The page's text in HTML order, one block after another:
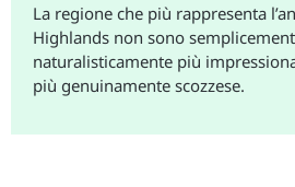
La regione che più rappresenta
Highlands non sono
naturalisticamente più
più genuinamente scozzese.